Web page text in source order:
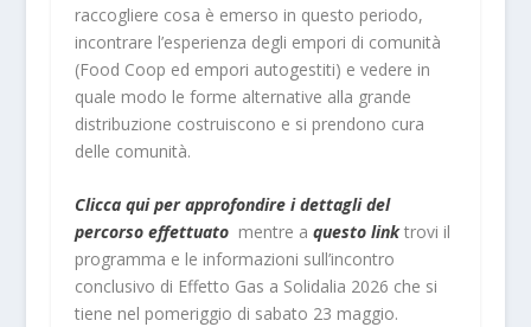
raccogliere cosa è emerso in questo periodo,
incontrare l’esperienza degli empori di comunità
(Food Coop ed empori autogestiti) e vedere in
quale modo le forme alternative alla grande
distribuzione costruiscono e si prendono cura
delle comunità.
Clicca qui per approfondire i dettagli del
percorso effettuato mentre a questo linktrovi il
programma e le informazioni sull’incontro
conclusivo di Effetto Gas a Solidalia 2026 che si
tiene nel pomeriggio di sabato 23 maggio.